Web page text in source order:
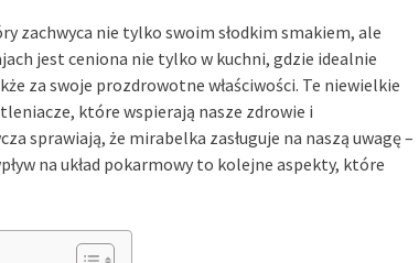
zachwyca nie tylko swoim słodkim smakiem, ale
jest ceniona nie tylko w kuchni, gdzie idealnie
za swoje prozdrowotne właściwości. Te niewielkie
które wspierają nasze zdrowie i
sprawiają, że mirabelka zasługuje na naszą uwagę –
na układ pokarmowy to kolejne aspekty, które